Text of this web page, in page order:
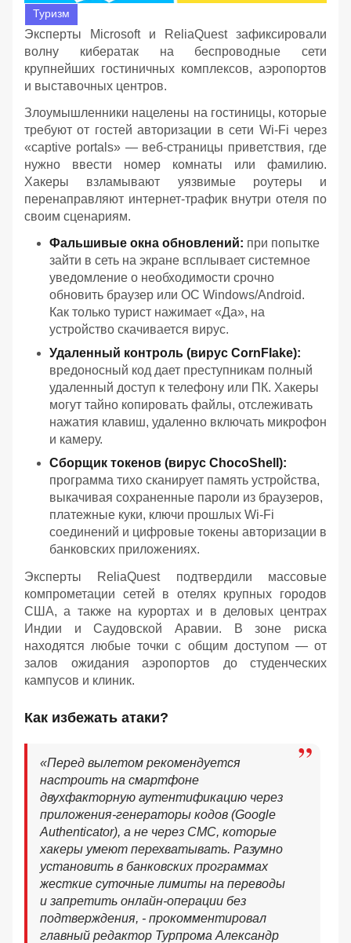
Туризм
Эксперты Microsoft и ReliaQuest зафиксировали
волну кибератак на беспроводные сети
крупнейших гостиничных комплексов, аэропортов
и выставочных центров.
Злоумышленники нацелены на гостиницы, которые
требуют от гостей авторизации в сети Wi-Fi через
«captive portals» — веб-страницы приветствия, где
нужно ввести номер комнаты или фамилию.
Хакеры взламывают уязвимые роутеры и
перенаправляют интернет-трафик внутри отеля по
своим сценариям.
Фальшивые окна обновлений: при попытке
зайти в сеть на экране всплывает системное
уведомление о необходимости срочно
обновить браузер или ОС Windows/Android.
Как только турист нажимает «Да», на
устройство скачивается вирус.
Удаленный контроль (вирус CornFlake):
вредоносный код дает преступникам полный
удаленный доступ к телефону или ПК. Хакеры
могут тайно копировать файлы, отслеживать
нажатия клавиш, удаленно включать микрофон
и камеру.
Сборщик токенов (вирус ChocoShell):
программа тихо сканирует память устройства,
выкачивая сохраненные пароли из браузеров,
платежные куки, ключи прошлых Wi-Fi
соединений и цифровые токены авторизации в
банковских приложениях.
Эксперты ReliaQuest подтвердили массовые
компрометации сетей в отелях крупных городов
США, а также на курортах и в деловых центрах
Индии и Саудовской Аравии. В зоне риска
находятся любые точки с общим доступом — от
залов ожидания аэропортов до студенческих
кампусов и клиник.
Как избежать атаки?
«Перед вылетом рекомендуется
настроить на смартфоне
двухфакторную аутентификацию через
приложения-генераторы кодов (Google
Authenticator), а не через СМС, которые
хакеры умеют перехватывать. Разумно
установить в банковских программах
жесткие суточные лимиты на переводы
и запретить онлайн-операции без
подтверждения, - прокомментировал
главный редактор Турпрома Александр